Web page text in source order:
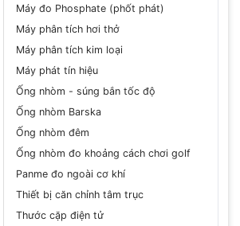
Máy đo Phosphate (phốt phát)
Máy phân tích hơi thở
Máy phân tích kim loại
Máy phát tín hiệu
Ống nhòm - súng bắn tốc độ
Ống nhòm Barska
Ống nhòm đêm
Ống nhòm đo khoảng cách chơi golf
Panme đo ngoài cơ khí
Thiết bị căn chỉnh tâm trục
Thước cặp điện tử